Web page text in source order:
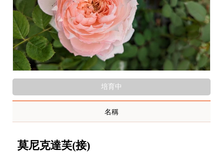
培育中
名稱
莫尼克達芙(接)